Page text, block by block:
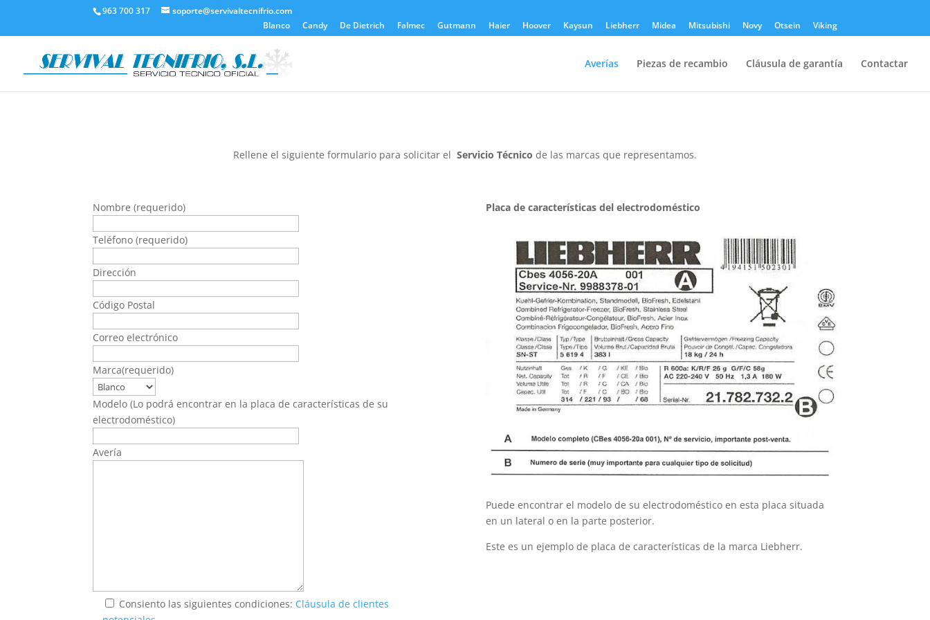
963 700 317
soporte@servivaltecnifrio.com
Blanco
Candy De Dietrich Falmec Gutmann Haier Hoover Kaysun Liebherr Midea Mitsubishi Novy Otsein Viking
Averías Piezas de recambio Cláusula de garantía Contactar
Rellene el siguiente formulario para solicitar el Servicio Técnico de las marcas que representamos.
Nombre (requerido)
Teléfono (requerido)
Dirección
Código Postal
Correo electrónico
Marca(requerido)
Modelo (Lo podrá encontrar en la placa de características de su
electrodoméstico)
Avería
Consiento las siguientes condiciones: Cláusula de clientes
Placa de características del electrodoméstico
Puede encontrar el modelo de su electrodoméstico en esta placa situada
en un lateral o en la parte posterior.
Este es un ejemplo de placa de características de la marca Liebherr.